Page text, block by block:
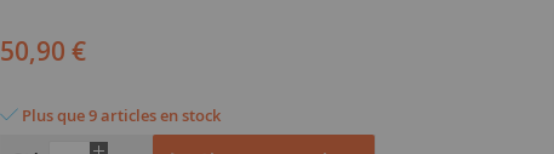
50,90 €
Plus que 9 articles en stock